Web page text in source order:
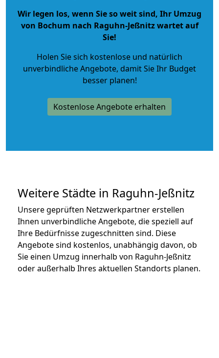
Wir legen los, wenn Sie so weit sind, Ihr Umzug
von Bochum nach Raguhn-Jeßnitz wartet auf
Sie!
Holen Sie sich kostenlose und natürlich
unverbindliche Angebote, damit Sie Ihr Budget
besser planen!
Kostenlose Angebote erhalten
Weitere Städte in Raguhn-Jeßnitz
Unsere geprüften Netzwerkpartner erstellen
Ihnen unverbindliche Angebote, die speziell auf
Ihre Bedürfnisse zugeschnitten sind. Diese
Angebote sind kostenlos, unabhängig davon, ob
Sie einen Umzug innerhalb von Raguhn-Jeßnitz
oder außerhalb Ihres aktuellen Standorts planen.